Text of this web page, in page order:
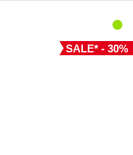
SALE* - 30%